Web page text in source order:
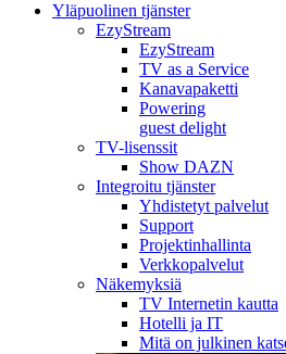
Yläpuolinen tjänster
EzyStream
EzyStream
TV as a Service
Kanavapaketti
Powering
guest delight
TV-lisenssit
Show DAZN
Integroitu tjänster
Yhdistetyt palvelut
Support
Projektinhallinta
Verkkopalvelut
Näkemyksiä
TV Internetin kautta
Hotelli ja IT
Mitä on julkinen